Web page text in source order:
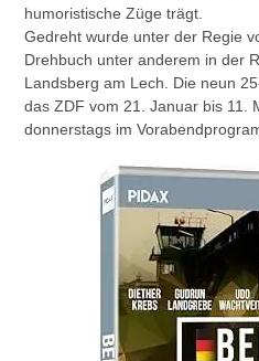
humoristische Züge trägt.
Gedreht wurde unter der Regie
Drehbuch unter anderem in der
Landsberg am Lech. Die neun
das ZDF vom 21. Januar bis 11.
donnerstags im